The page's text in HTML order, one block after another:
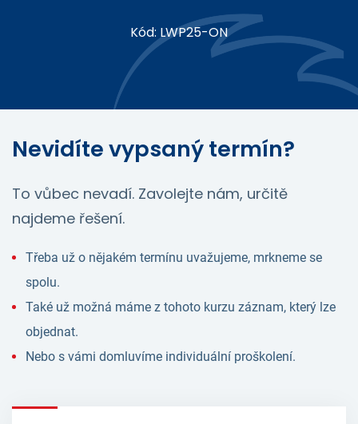
Kód: LWP25-ON
Nevidíte vypsaný termín?
To vůbec nevadí. Zavolejte nám, určitě
najdeme řešení.
Třeba už o nějakém termínu uvažujeme, mrkneme se
spolu.
Také už možná máme z tohoto kurzu záznam, který lze
objednat.
Nebo s vámi domluvíme individuální proškolení.